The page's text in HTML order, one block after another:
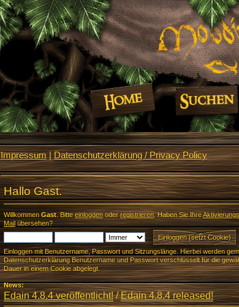
Impressum|Datenschutzerklärung / Privacy Policy
Hallo Gast.
Willkommen Gast. Bitte einloggenoderregistrieren. Haben Sie Ihre
Mailübersehen?
Einloggen mit Benutzername, Passwort und Sitzungslänge. Hierbei werden
Datenschutzerklärung Benutzername und Passwort verschlüsselt für die
Dauer in einem Cookie abgelegt.
News:
Edain 4.8.4 veröffentlicht!/Edain 4.8.4 released!